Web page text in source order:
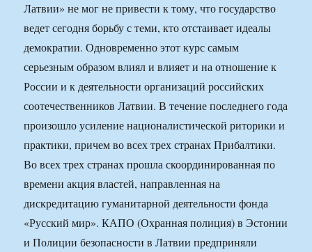
Латвии» не мог не привести к тому, что государство
ведет сегодня борьбу с теми, кто отстаивает идеалы
демократии. Одновременно этот курс самым
серьезным образом влиял и влияет и на отношение к
России и к деятельности организаций российских
соотечественников Латвии. В течение последнего года
произошло усиление националистической риторики и
практики, причем во всех трех странах Прибалтики.
Во всех трех странах прошла скоординированная по
времени акция властей, направленная на
дискредитацию гуманитарной деятельности фонда
«Русский мир». КАПО (Охранная полиция) в Эстонии
и Полиции безопасности в Латвии предприняли